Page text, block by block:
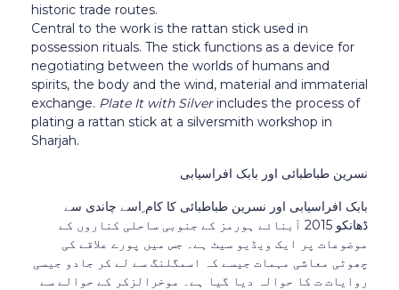
historic trade routes.
Central to the work is the rattan stick used in
possession rituals. The stick functions as a device for
negotiating between the worlds of humans and
spirits, the body and the wind, material and immaterial
exchange. Plate It with Silverincludes the process of
plating a rattan stick at a silversmith workshop in
Sharjah.
نسرین طباطبائی اور بابک افراسیابی
بابک افراسیابی اور نسرین طباطبائی کا کام ِاسے چاندی سے
ڈھانکو 2015 آبنائے ہورمز کے جنوبی ساحلی کناروں کے
موضوعات پر ایک ویڈیو سیٹ ہے۔ جس میں پورے علاقے کی
چھوٹی معاشی مہمات جیسے کہ اسمگلنگ سے لے کر جادو جیسی
روایات ت کا حوالہ دیا گیا ہے۔ موخرالزکر کے حوالے سے